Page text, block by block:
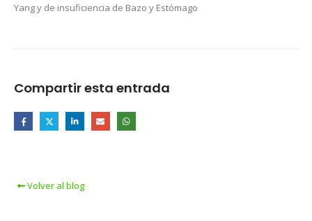
Yang y de insuficiencia de Bazo y Estómago
Compartir esta entrada
Volver al blog